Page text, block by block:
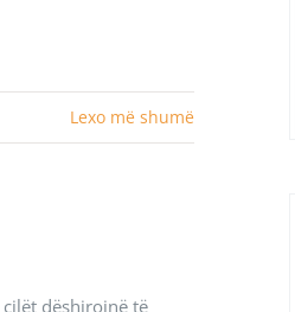
Lexo më shumë
dëshirojnë të